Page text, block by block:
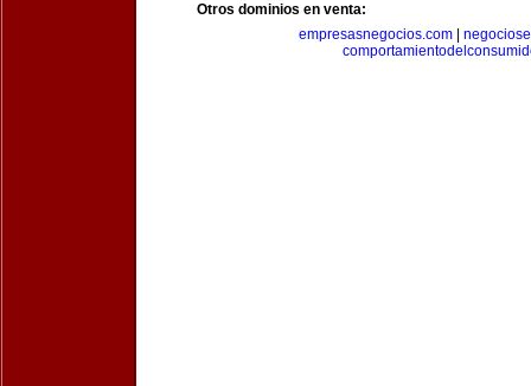
Otros dominios en venta:
empresasnegocios.com|